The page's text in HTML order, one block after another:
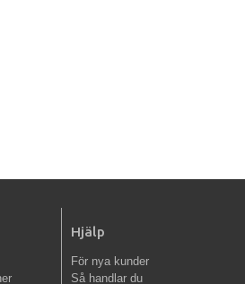
Hjälp
För nya kunder
Så handlar du